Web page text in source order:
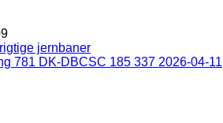
jernbaner
781 DK-DBCSC 185 337 2026-04-11